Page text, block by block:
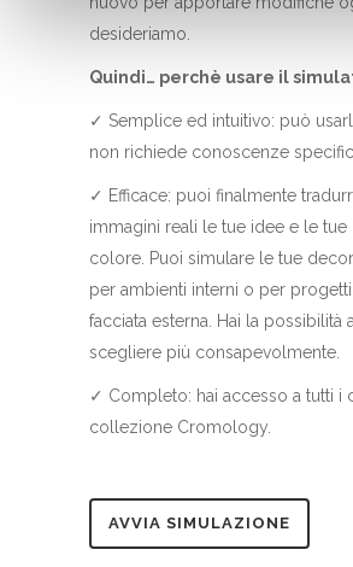
desideriamo.
Quindi… perchè usare il
✓ Semplice ed intuitivo: può
non richiede conoscenze
✓ Efficace: puoi finalmente
immagini reali le tue idee e le tue
colore. Puoi simulare le tue
per ambienti interni o per
facciata esterna. Hai la possibilità
scegliere più consapevolmente.
✓ Completo: hai accesso a tutti i
collezione Cromology.
AVVIA SIMULAZIONE